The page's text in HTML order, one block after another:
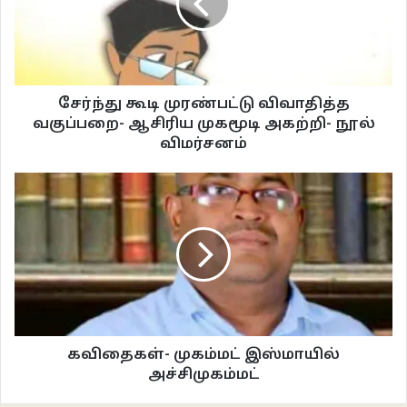
இல்லை. இன்னொரு வரம் இருக்கு. அதற்கு என்ன கேட்கப்போகிறாய் ? வந்து
நான் எதைத் தொட்டாலும் அது சாக்லேட்டாக மாற வேண்டும் என்று கேட்டதும்
உடனே அங்கிருந்து பட்டாம்பூச்சி வேகமாகப் பறந்தது. எங்கே இன்னும் சற்று நேரம்
இருந்தால் தன்னைத் தொட்டுவிடுவாள் என்ற அச்சமோ!
அப்போது ப்ரியாவின் செல்ல நாய்க்குட்டி டாமி வாலைக் குழைத்தபடி அவளருகே
சாக்லேட் டாமியாக மாறியது. ஓ! என் டாமி எங்கே! என்று அழுதபடி வீட்டினுள்
நுழைந்த ப்ரியா தன் தாயைக் கண்டதும் அம்மா! என்று அம்மாவைக் கட்டிக்
கொண்டாள். அடுத்த நொடி அம்மா அப்படியே சாக்லேட் பொம்மை
அம்மாவாக மாறிவிட்டாள். இதைப் பார்த்த ப்ரியா பெருங் குரலில் அழத்
தொடங்கினாள்.
என்னப்ரியா! தூக்கத்திலே ஏதாவது கனவு கண்டாயா? என்றாள் சுகந்தி. என்ன !
கனவா! அம்மா! அப்படின்னா நீயும் டாமியும் சாக்லேட்டா மாறலியா? வெயில்
வந்ததும் அப்படியே உருகிப் போகலியா? நான் பயந்தே போயிட்டேன்மா! என்று
சேர்ந்து கூடி முரண்பட்டு விவாதித்த
வகுப்பறை- ஆசிரிய முகமூடி அகற்றி- நூல்
விமர்சனம்
கவிதைகள்- முகம்மட் இஸ்மாயில்
அச்சிமுகம்மட்